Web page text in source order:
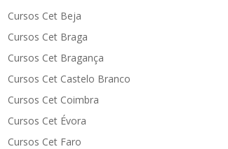
Cursos Cet Beja
Cursos Cet Braga
Cursos Cet Bragança
Cursos Cet Castelo Branco
Cursos Cet Coimbra
Cursos Cet Évora
Cursos Cet Faro